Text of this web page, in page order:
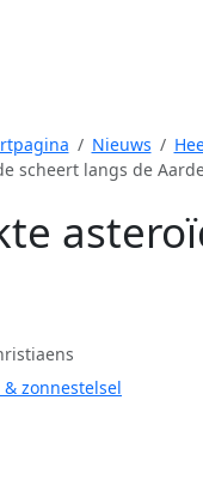
Nieuws
scheert langs de
& zonnestelsel